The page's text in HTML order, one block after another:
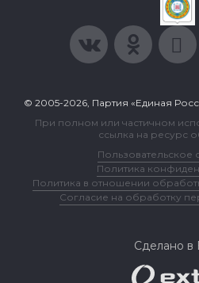
© 2005-2026, Партия «Единая
При полном или частичном
ссылка на ресурс
Пользовательское
Политика
Политика в отношении
Согласие на обработку
Сделано в